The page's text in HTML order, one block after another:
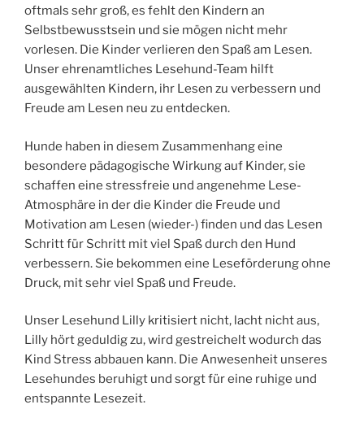
oftmals sehr groß, es fehlt den Kindern an
Selbstbewusstsein und sie mögen nicht mehr
vorlesen. Die Kinder verlieren den Spaß am Lesen.
Unser ehrenamtliches Lesehund-Team hilft
ausgewählten Kindern, ihr Lesen zu verbessern und
Freude am Lesen neu zu entdecken.
Hunde haben in diesem Zusammenhang eine
besondere pädagogische Wirkung auf Kinder, sie
schaffen eine stressfreie und angenehme Lese-
Atmosphäre in der die Kinder die Freude und
Motivation am Lesen (wieder-) finden und das Lesen
Schritt für Schritt mit viel Spaß durch den Hund
verbessern. Sie bekommen eine Leseförderung ohne
Druck, mit sehr viel Spaß und Freude.
Unser Lesehund Lilly kritisiert nicht, lacht nicht aus,
Lilly hört geduldig zu, wird gestreichelt wodurch das
Kind Stress abbauen kann. Die Anwesenheit unseres
Lesehundes beruhigt und sorgt für eine ruhige und
entspannte Lesezeit.